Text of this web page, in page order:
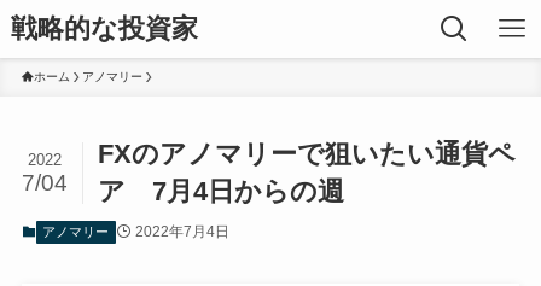
戦略的な投資家
ホーム アノマリー
FXのアノマリーで狙いたい通貨ペ
ア 7月4日からの週
2022
7/04
アノマリー 2022年7月4日